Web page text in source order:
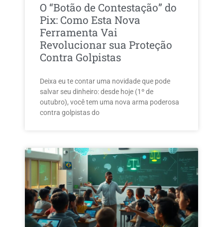
O “Botão de Contestação” do
Pix: Como Esta Nova
Ferramenta Vai
Revolucionar sua Proteção
Contra Golpistas
Deixa eu te contar uma novidade que pode
salvar seu dinheiro: desde hoje (1º de
outubro), você tem uma nova arma poderosa
contra golpistas do